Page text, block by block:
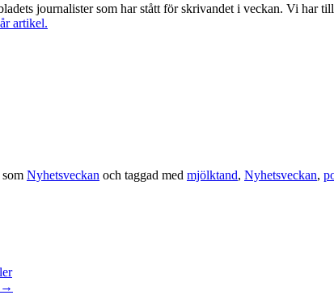
journalister som har stått för skrivandet i veckan. Vi har
artikel.
Nyhetsveckan och taggad med mjölktand, Nyhetsveckan,
→